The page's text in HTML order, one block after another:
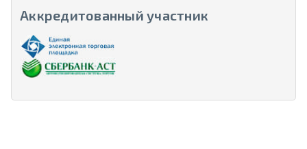
Аккредитованный участник